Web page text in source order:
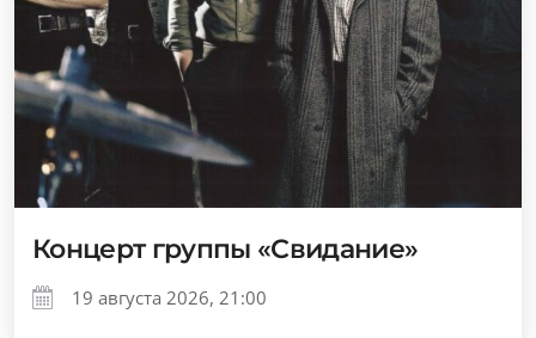
Концерт группы «Свидание»
19 августа 2026, 21:00